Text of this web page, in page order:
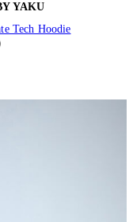
YAKU
Tech Hoodie